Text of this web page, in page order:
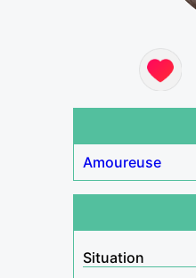
Amoureuse
Situation